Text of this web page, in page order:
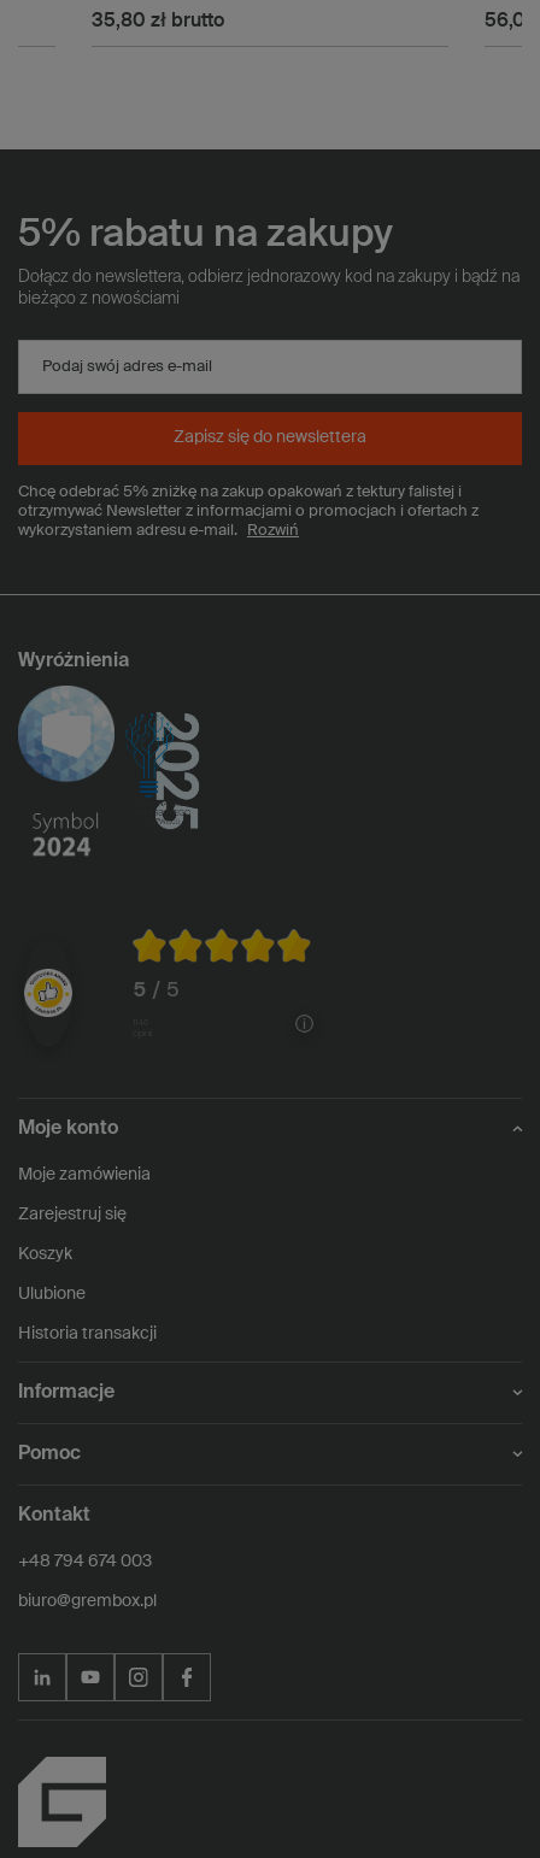
35,80 złbrutto 56,00
5% rabatu na zakupy
Dołącz do newslettera, odbierz jednorazowy kod na zakupy i bądź na
bieżąco z nowościami
Podaj swój adres e-mail
Chcę odebrać 5% zniżkę na zakup opakowań z tektury falistej i
otrzymywać Newsletter z informacjami o promocjach i ofertach z
wykorzystaniem adresu e-mail.
Rozwiń
Zapisz się do newslettera
Wyróżnienia
5 / 5
Moje konto
Moje zamówienia
Zarejestruj się
Koszyk
Ulubione
Historia transakcji
Informacje
Pomoc
Kontakt
+48 794 674 003
biuro@grembox.pl